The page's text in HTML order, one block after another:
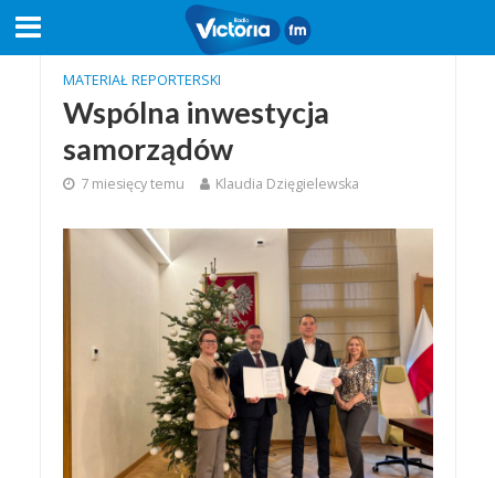
MATERIAŁ REPORTERSKI
Wspólna inwestycja
samorządów
7 miesięcy temu Klaudia Dzięgielewska